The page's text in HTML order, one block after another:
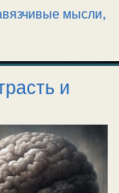
мысли,
и